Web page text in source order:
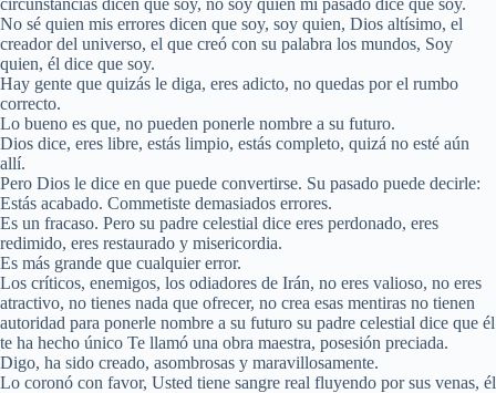
No sé quien mis errores dicen que soy, soy quien, Dios altísimo, el
creador del universo, el que creó con su palabra los mundos, Soy
quien, él dice que soy.
Hay gente que quizás le diga, eres adicto, no quedas por el rumbo
correcto.
Lo bueno es que, no pueden ponerle nombre a su futuro.
Dios dice, eres libre, estás limpio, estás completo, quizá no esté aún
allí.
Pero Dios le dice en que puede convertirse. Su pasado puede decirle:
Estás acabado. Commetiste demasiados errores.
Es un fracaso. Pero su padre celestial dice eres perdonado, eres
redimido, eres restaurado y misericordia.
Es más grande que cualquier error.
Los críticos, enemigos, los odiadores de Irán, no eres valioso, no eres
atractivo, no tienes nada que ofrecer, no crea esas mentiras no tienen
autoridad para ponerle nombre a su futuro su padre celestial dice que él
te ha hecho único Te llamó una obra maestra, posesión preciada.
Digo, ha sido creado, asombrosas y maravillosamente.
Lo coronó con favor, Usted tiene sangre real fluyendo por sus venas, él